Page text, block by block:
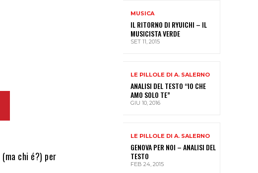
(ma chi é?) per
MUSICA
IL RITORNO DI RYUICHI – IL
MUSICISTA VERDE
SET 11, 2015
LE PILLOLE DI A. SALERNO
ANALISI DEL TESTO “IO CHE
AMO SOLO TE”
GIU 10, 2016
LE PILLOLE DI A. SALERNO
GENOVA PER NOI – ANALISI DEL
TESTO
FEB 24, 2015